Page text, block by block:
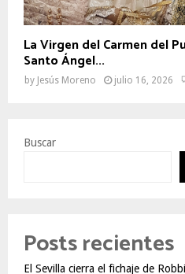
La Virgen del Carmen del
Santo Ángel...
by Jesús Moreno julio 16, 2026
Buscar
Posts recientes
El Sevilla cierra el fichaje de